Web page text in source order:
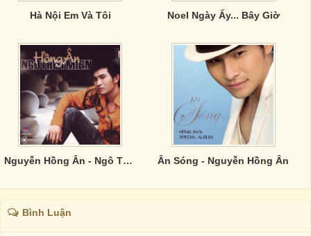
Hà Nội Em Và Tôi Noel Ngày Ấy... Bây Giờ
Nguyễn Hồng Ân - Ngô Thuỵ Miên Ân Sóng - Nguyễn Hồng Ân
Bình Luận